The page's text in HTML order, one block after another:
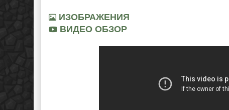
ИЗОБРАЖЕНИЯ
ВИДЕО ОБЗОР